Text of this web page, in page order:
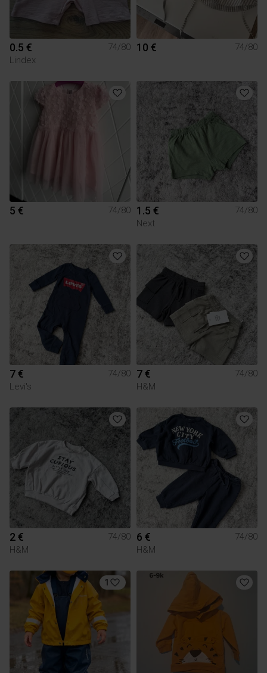
0.5 €
74/80
Lindex
10 € 74/80
5 € 74/80 1.5 €
74/80
Next
7 €
74/80
Levi's
7 €
74/80
H&M
2 €
74/80
H&M
6 €
74/80
H&M
1